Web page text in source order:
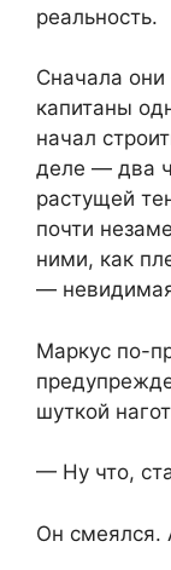
реальность.
Сначала
капитаны
начал
деле — два
растущей
почти
ними, как
—
Маркус по-
шуткой
— Ну что,
Он смеялся.